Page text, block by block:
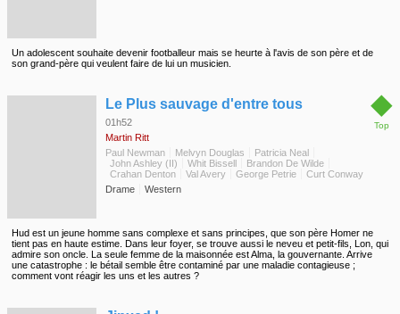
Un adolescent souhaite devenir footballeur mais se heurte à l'avis de son père et de
son grand-père qui veulent faire de lui un musicien.
◆
Top
Le Plus sauvage d'entre tous
01h52
Martin Ritt
Paul Newman
Melvyn Douglas
Patricia Neal
John Ashley (II)
Whit Bissell
Brandon De Wilde
Crahan Denton
Val Avery George Petrie
Curt Conway
Drame
Western
Hud est un jeune homme sans complexe et sans principes, que son père Homer ne
tient pas en haute estime. Dans leur foyer, se trouve aussi le neveu et petit-fils, Lon, qui
admire son oncle. La seule femme de la maisonnée est Alma, la gouvernante. Arrive
une catastrophe : le bétail semble être contaminé par une maladie contagieuse ;
comment vont réagir les uns et les autres ?